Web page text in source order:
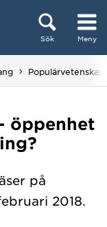
Sök Meny
öppenhet
på
2018.